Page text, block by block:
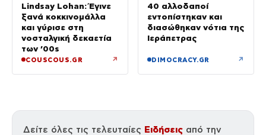
Lindsay Lohan: Έγινε
ξανά κοκκινομάλλα
και γύρισε στη
νοσταλγική δεκαετία
των ’00s
COUSCOUS.GR ↗
40 αλλοδαποί
εντοπίστηκαν και
διασώθηκαν νότια της
Ιεράπετρας
DIMOCRACY.GR ↗
Δείτε όλες τις τελευταίες Ειδήσεις από την